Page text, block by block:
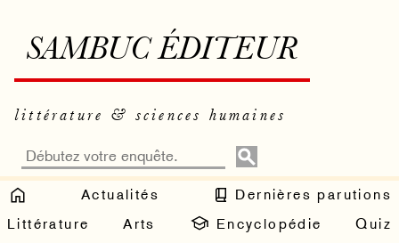
SAMBUC ÉDITEUR
littérature & sciences humaines
Actualités
Dernières parutions
Littérature
Arts Encyclopédie
Quiz